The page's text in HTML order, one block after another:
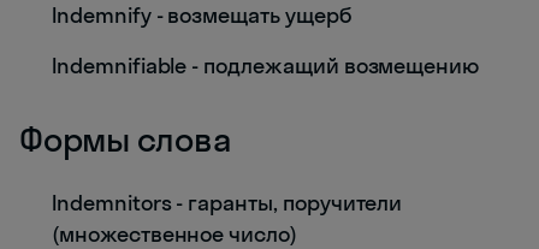
Indemnify - возмещать ущерб
Indemnifiable - подлежащий возмещению
Формы слова
Indemnitors - гаранты, поручители
(множественное число)